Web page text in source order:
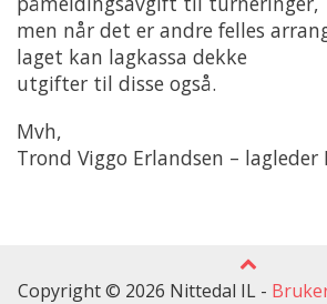
men når det er andre felles
laget kan lagkassa dekke
utgifter til disse også.
Mvh,
Trond Viggo Erlandsen – lagleder
Copyright © 2026 Nittedal IL -